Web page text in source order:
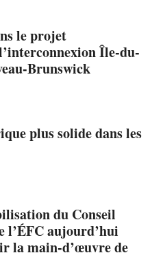
le projet
Île-du-
Brunswick
plus solide dans les
du Conseil
l’ÉFC aujourd’hui
la main-d’œuvre de